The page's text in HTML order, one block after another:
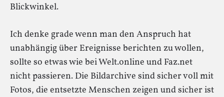
Blickwinkel.
Ich denke grade wenn man den Anspruch hat
unabhängig über Ereignisse berichten zu wollen,
sollte so etwas wie bei Welt.online und Faz.net
nicht passieren. Die Bildarchive sind sicher voll mit
Fotos, die entsetzte Menschen zeigen und sicher ist